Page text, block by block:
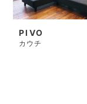
PIVO
カウチ